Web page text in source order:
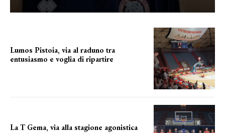
Lumos Pistoia, via al raduno tra
entusiasmo e voglia di ripartire
La T Gema, via alla stagione agonistica